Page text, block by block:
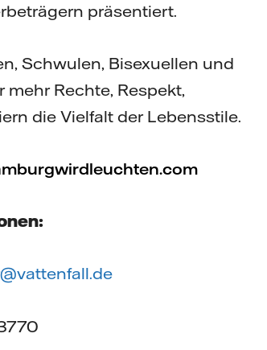
präsentiert.
Schwulen, Bisexuellen und
Rechte, Respekt,
die Vielfalt der Lebensstile.